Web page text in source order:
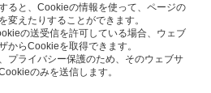
ると、Cookieの情報を使って、ページの
変えたりすることができます。
の送受信を許可している場合、ウェブ
からCookieを取得できます。
プライバシー保護のため、そのウェブサ
のみを送信します。